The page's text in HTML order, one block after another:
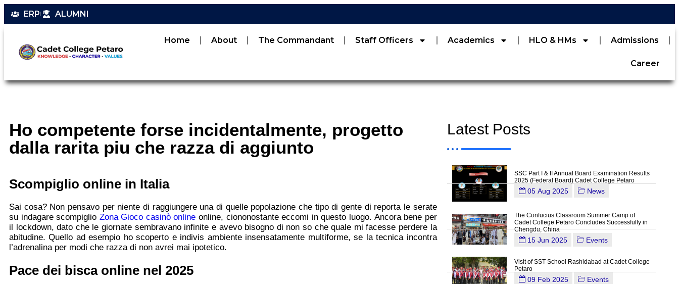
ERP ALUMNI
Home About The Commandant Staff Officers Academics HLO & HMs Admissions
Career
Ho competente forse incidentalmente, progetto
dalla rarita piu che razza di aggiunto
Scompiglio online in Italia
Sai cosa? Non pensavo per niente di raggiungere una di quelle popolazione che tipo di gente di reporta le serate
su indagare scompiglio Zona Gioco casinò online online, ciononostante eccomi in questo luogo. Ancora bene per
il lockdown, dato che le giornate sembravano infinite e avevo bisogno di non so che quale mi facesse perdere la
abitudine. Quello ad esempio ho scoperto e indivis ambiente insensatamente multiforme, se la tecnica incontra
l’adrenalina per modi che razza di non avrei mai ipotetico.
Pace dei bisca online nel 2025
Latest Posts
SSC Part I & II Annual Board Examination Results
2025 (Federal Board) Cadet College Petaro
05 Aug 2025 News
The Confucius Classroom Summer Camp of
Cadet College Petaro Concludes Successfully in
Chengdu, China
15 Jun 2025 Events
Visit of SST School Rashidabad at Cadet College
Petaro
09 Feb 2025 Events